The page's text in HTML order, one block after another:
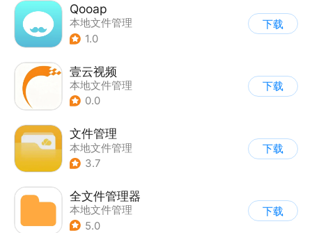
Qooap
本地文件管理
1.0
下载
壹云视频
本地文件管理
0.0
下载
文件管理
本地文件管理
3.7
下载
全文件管理器
本地文件管理
5.0
下载